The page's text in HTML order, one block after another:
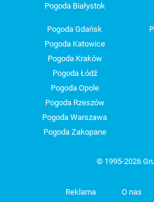
Pogoda Białystok
Pogoda Gdańsk
Pogoda Katowice
Pogoda Kraków
Pogoda Łódź
Pogoda Opole
Pogoda Rzeszów
Pogoda Warszawa
Pogoda Zakopane
© 1995-2026
Reklama O nas